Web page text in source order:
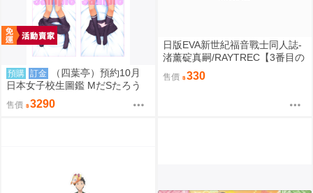
預購 訂金
（四葉亭）預約10月
日本女子校生圖鑑 MだSたろう
原畫 江波リカ 抱枕套 0826
售價 3290
日版EVA新世紀福音戰士同人誌-
渚薰碇真嗣/RAYTREC【3番目の
呪い2】
售價 330